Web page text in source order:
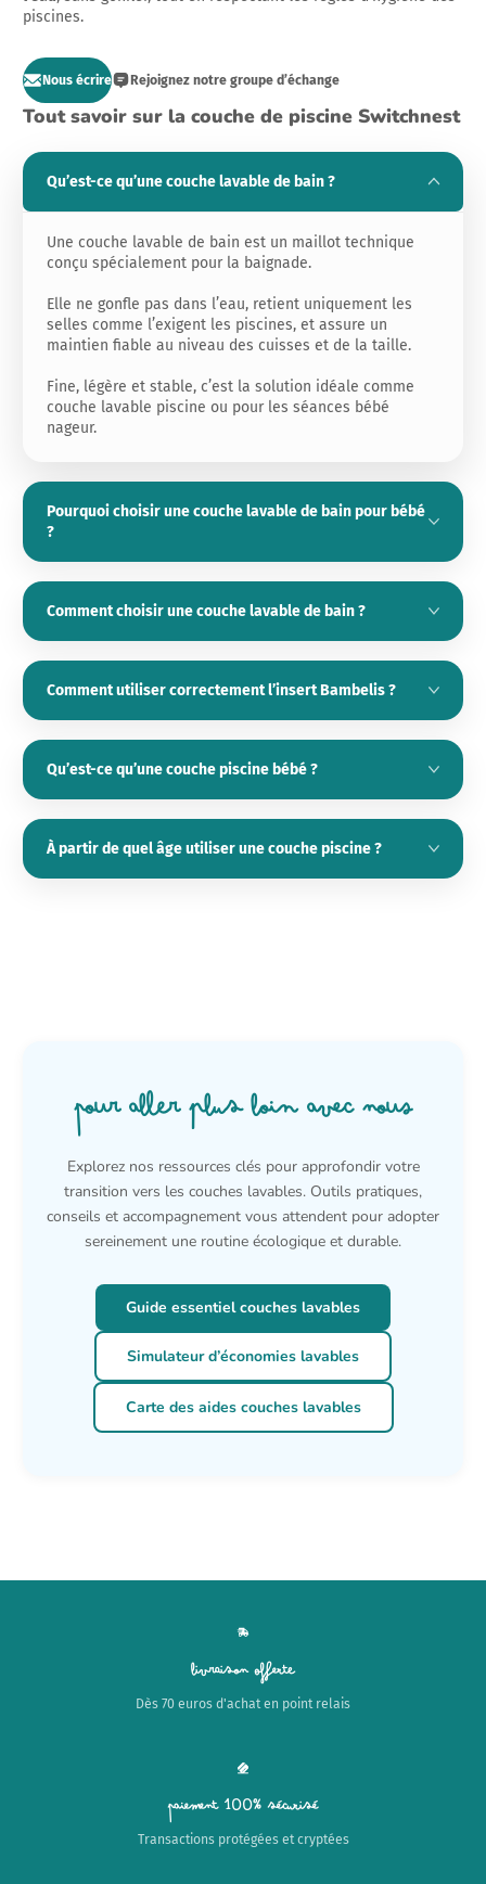
piscines.
Nous écrire Rejoignez notre groupe d’échange
Tout savoir sur la couche de piscine Switchnest
Qu’est-ce qu’une couche lavable de bain ?
Une couche lavable de bain est un maillot technique
conçu spécialement pour la baignade.
Elle ne gonfle pas dans l’eau, retient uniquement les
selles comme l’exigent les piscines, et assure un
maintien fiable au niveau des cuisses et de la taille.
Fine, légère et stable, c’est la solution idéale comme
couche lavable piscine ou pour les séances bébé
nageur.
Pourquoi choisir une couche lavable de bain pour bébé
?
Comment choisir une couche lavable de bain ?
Comment utiliser correctement l’insert Bambelis ?
Qu’est-ce qu’une couche piscine bébé ?
À partir de quel âge utiliser une couche piscine ?
Pour aller plus loin avec nous
Explorez nos ressources clés pour approfondir votre
transition vers les couches lavables. Outils pratiques,
conseils et accompagnement vous attendent pour adopter
sereinement une routine écologique et durable.
Guide essentiel couches lavables
Simulateur d’économies lavables
Carte des aides couches lavables
Livraison offerte
Dès 70 euros d'achat en point relais
Paiement 100% sécurisé
Transactions protégées et cryptées